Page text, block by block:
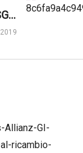
SdRX – La Calce – Fideuram SGR – "La sostenibilità trasformerà il DNA degli investimenti"